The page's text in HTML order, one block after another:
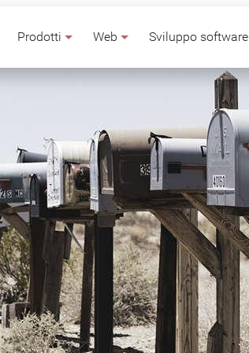
Prodotti Web Sviluppo software